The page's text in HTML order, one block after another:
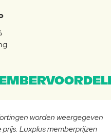
worden weergegeven
Luxplus memberprijzen